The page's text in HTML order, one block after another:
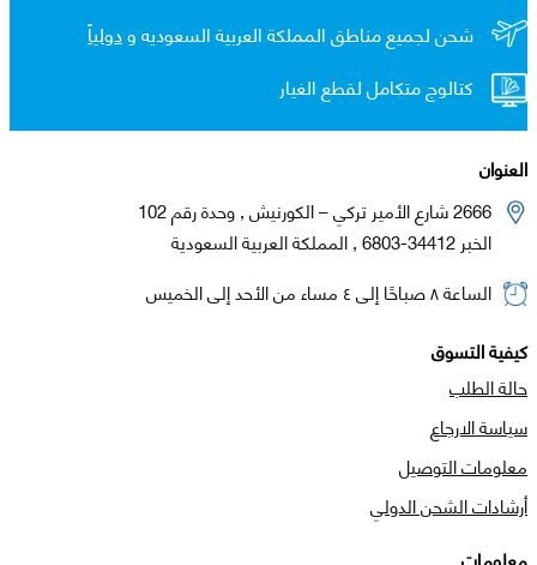
شحن لجميع مناطق المملكة العربية السعوديه ودولياً
كتالوج متكامل لقطع الغيار
العنوان
2666 شارع الأمير تركي – الكورنيش , وحدة رقم 102
الخبر 34412-6803 , المملكة العربية السعودية
الساعة ٨ صباحًا إلى ٤ مساء من الأحد إلى الخميس
كيفية التسوق
حالة الطلب
سياسة الارجاع
معلومات التوصيل
أرشادات الشحن الدولي